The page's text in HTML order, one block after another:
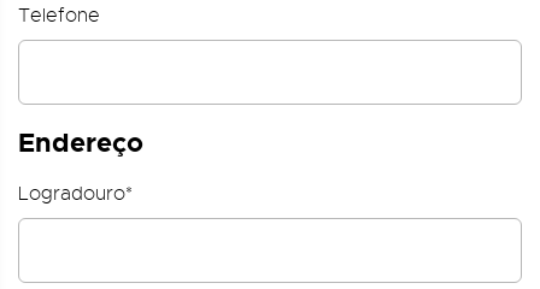
Telefone
Endereço
Logradouro*